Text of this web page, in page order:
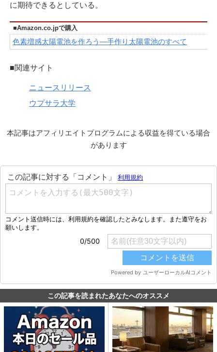
に期待できるとしている。
■Amazon.co.jpで購入
色素増感太陽電池を作ろう―手作り太陽電池のすべて
■関連サイト
ニュースリリース
ウプサラ大学
本記事はアフィリエイトプログラムによる収益を得ている場合
があります
この記事を読まれたあなたへのオススメ